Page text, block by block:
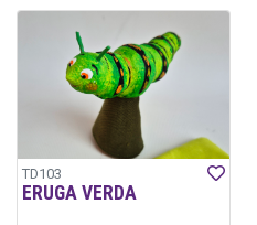
TD103
ERUGA VERDA